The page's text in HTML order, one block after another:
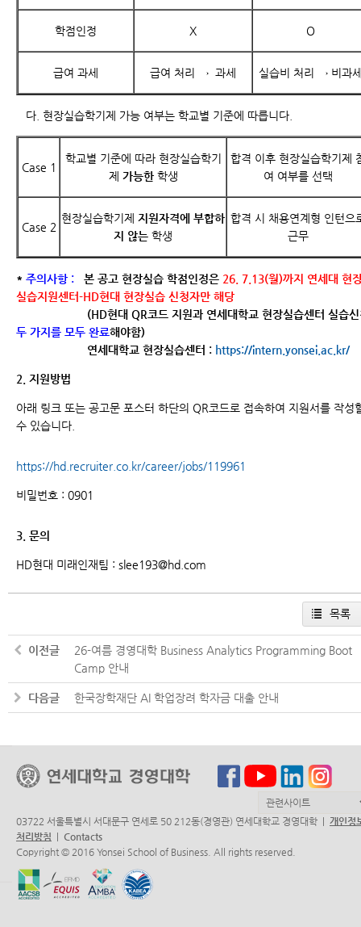
학점인정 X O
급여 과세 급여 처리 → 과세 실습비 처리 → 비과
다. 현장실습학기제 가능 여부는 학교별 기준에 따릅니다
Case 1
학교별 기준에 따라 현장실습학기
제 가능한 학생
합격 이후 현장실습학기제
여 여부를 선택
Case 2
현장실습학기제 지원자격에 부합하
지 않는 학생
합격 시 채용연계형 인턴으
근무
* 주의사항 : 본 공고 현장실습 학점인정은 26. 7.13(월)까지 연세대 현
실습지원센터-HD현대 현장실습 신청자만 해당
(HD현대 QR코드 지원과 연세대학교 현장실습센터 실습신
두 가지를 모두 완료해야함)
연세대학교 현장실습센터 : https://intern.yonsei.ac.kr/
2. 지원방법
아래 링크 또는 공고문 포스터 하단의 QR코드로 접속하여 지원서를 작성
수 있습니다
https://hd.recruiter.co.kr/career/jobs/119961
비밀번호 : 0901
3. 문의
HD현대 미래인재팀 : slee193@hd.com
목록
이전글
26-여름 경영대학 Business Analytics Programming Boot
Camp 안내
다음글 한국장학재단 AI 학업장려 학자금 대출 안내
03722 서울특별시 서대문구 연세로 50 212동(경영관) 연세대학교 경영대학 | 개인정
처리방침
Contacts
Copyright © 2016 Yonsei School of Business. All rights reserved.